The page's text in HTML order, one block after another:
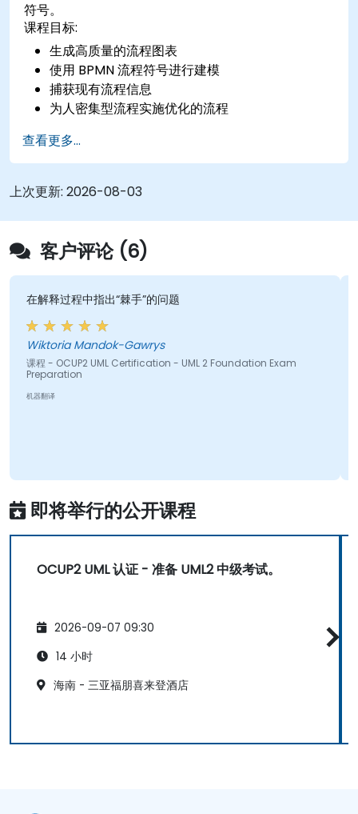
符号。
课程目标:
生成高质量的流程图表
使用 BPMN 流程符号进行建模
捕获现有流程信息
为人密集型流程实施优化的流程
部分
查看更多...
上次更新: 2026-08-03
客户评论 (6)
在解释过程中指出“棘手”的问题
Wiktoria Mandok-Gawrys
课程 - OCUP2 UML Certification - UML 2 Foundation Exam
Preparation
机器翻译
即将举行的公开课程
OCUP2 UML 认证 - 准备 UML2 中级考试。
2026-09-07 09:30
14 小时
海南 - 三亚福朋喜来登酒店